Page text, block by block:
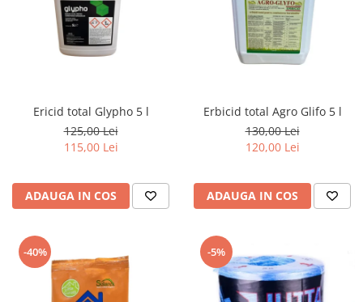
Ericid total Glypho 5 l
125,00 Lei
115,00 Lei
ADAUGA IN COS
Erbicid total Agro Glifo 5 l
130,00 Lei
120,00 Lei
ADAUGA IN COS
-40% -5%